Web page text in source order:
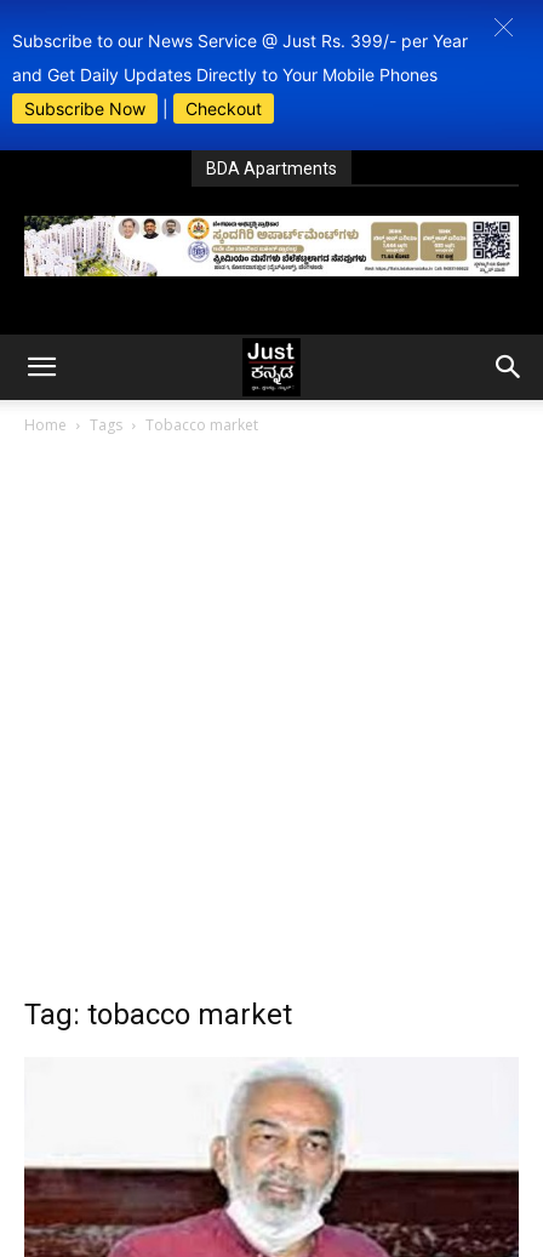
Subscribe to our News Service @ Just Rs. 399/- per Year
and Get Daily Updates Directly to Your Mobile Phones
Subscribe Now
Checkout
BDA Apartments
Home Tags Tobacco market
Tag: tobacco market